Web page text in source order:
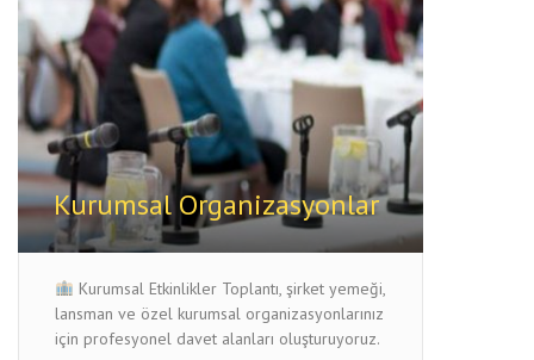
Kurumsal Organizasyonlar
Kurumsal Etkinlikler Toplantı, şirket yemeği,
lansman ve özel kurumsal organizasyonlarınız
için profesyonel davet alanları oluşturuyoruz.